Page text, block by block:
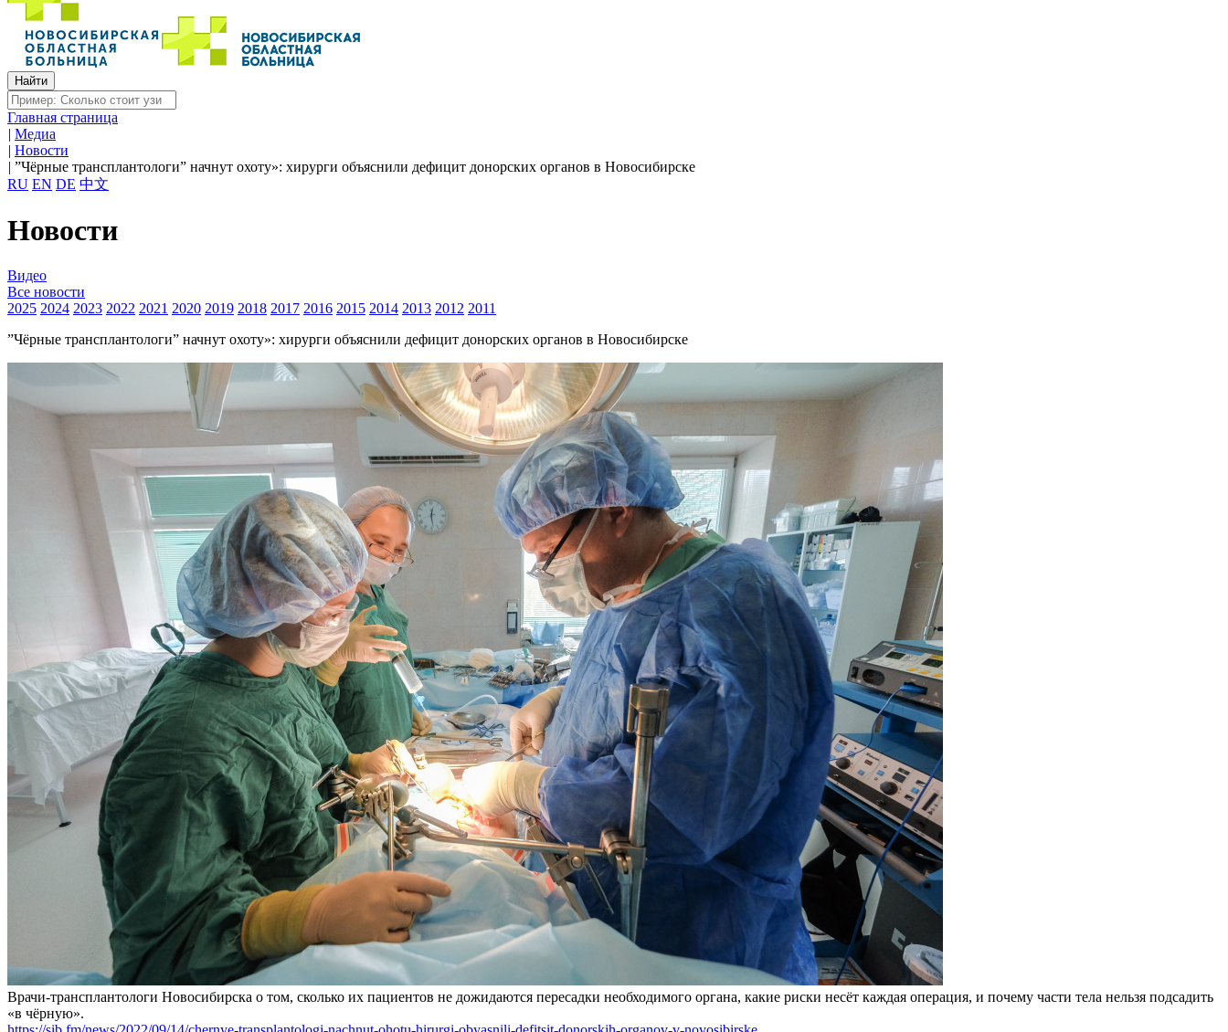
Главная страница
| Медиа
| Новости
| ”Чёрные трансплантологи” начнут охоту»: хирурги объяснили дефицит донорских органов в Новосибирске
RU EN DE 中文
Новости
Видео
Все новости
2025 2024 2023 2022 2021 2020 2019 2018 2017 2016 2015 2014 2013 2012 2011
”Чёрные трансплантологи” начнут охоту»: хирурги объяснили дефицит донорских органов в Новосибирске
Врачи-трансплантологи Новосибирска о том, сколько их пациентов не дожидаются пересадки необходимого органа, какие риски несёт каждая операция, и почему части тела нельзя подсадить
«в чёрную».